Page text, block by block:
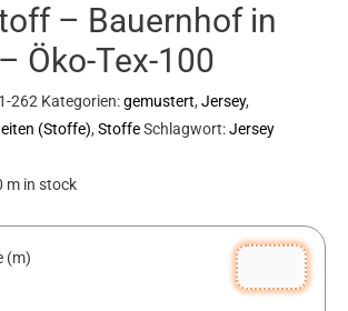
– Bauernhof in
Öko-Tex-100
262 Kategorien:gemustert, Jersey,
(Stoffe), StoffeSchlagwort:Jersey
m in stock
(m)